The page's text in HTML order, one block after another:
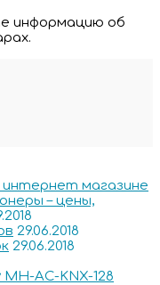
информацию об
интернет магазине
– цены,
29.06.2018
29.06.2018
AC-KNX-128